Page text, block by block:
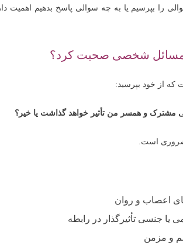
را بپرسیم یا به چه سوالی پاسخ بدهیم اهمیت
مسائل شخصی صحبت کرد؟
که از خود بپرسید:
مشترک و همسر من تأثیر خواهد گذاشت یا خیر؟
ضروری است.
اعصاب و روان
جنسی تأثیرگذار در رابطه
و مزمن